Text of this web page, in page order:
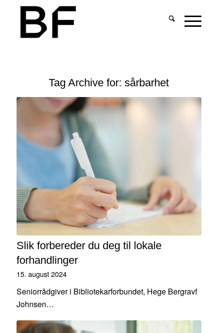
Tag Archive for:sårbarhet
Slik forbereder du deg til lokale
forhandlinger
15. august 2024
Seniorrådgiver i Bibliotekarforbundet, Hege Bergravf
Johnsen…